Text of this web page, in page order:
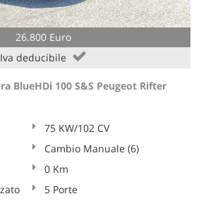
26.800 Euro
Iva deducibile
BlueHDi 100 S&S Peugeot Rifter
75 KW/102 CV
Cambio Manuale (6)
0 Km
5 Porte